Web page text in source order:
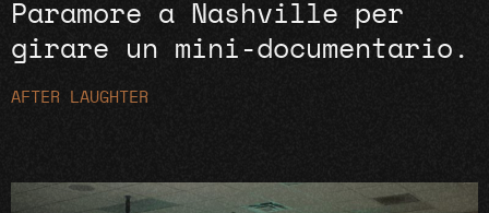
Paramore a Nashville per
girare un mini-documentario.
AFTER LAUGHTER